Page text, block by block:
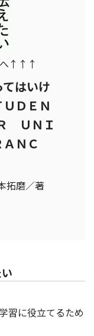
へ↑↑↑
はいけ
ＤＥＮ
ＵＮＩ
ＮＣ
拓磨／著
習に役立てるため